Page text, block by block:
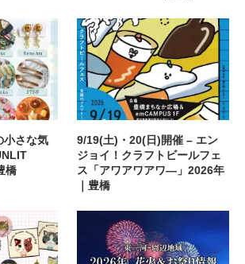
小さな気
橋
9/19(土)・20(日)開催 – エン
ジョイ！クラフトビールフェ
ス「アワアワアワ―」2026年
｜豊橋